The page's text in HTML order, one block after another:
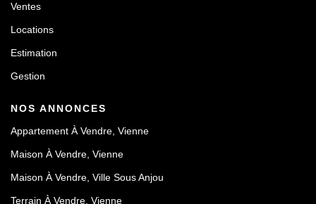
Ventes
Locations
Estimation
Gestion
NOS ANNONCES
Appartement À Vendre, Vienne
Maison À Vendre, Vienne
Maison À Vendre, Ville Sous Anjou
Terrain À Vendre, Vienne